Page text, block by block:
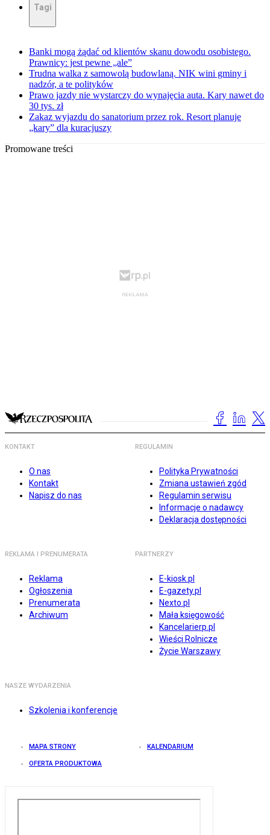
Tagi
Banki mogą żądać od klientów skanu dowodu osobistego.
Prawnicy: jest pewne „ale”
Trudna walka z samowolą budowlaną. NIK wini gminy i
nadzór, a te polityków
Prawo jazdy nie wystarczy do wynajęcia auta. Kary nawet do
30 tys. zł
Zakaz wyjazdu do sanatorium przez rok. Resort planuje
„kary” dla kuracjuszy
Promowane treści
KONTAKT
O nas
Kontakt
Napisz do nas
REGULAMIN
Polityka Prywatności
Zmiana ustawień zgód
Regulamin serwisu
Informacje o nadawcy
Deklaracja dostępności
REKLAMA I PRENUMERATA
Reklama
Ogłoszenia
Prenumerata
Archiwum
PARTNERZY
E-kiosk.pl
E-gazety.pl
Nexto.pl
Mała księgowość
Kancelarierp.pl
Wieści Rolnicze
Życie Warszawy
NASZE WYDARZENIA
Szkolenia i konferencje
MAPA STRONY KALENDARIUM
OFERTA PRODUKTOWA